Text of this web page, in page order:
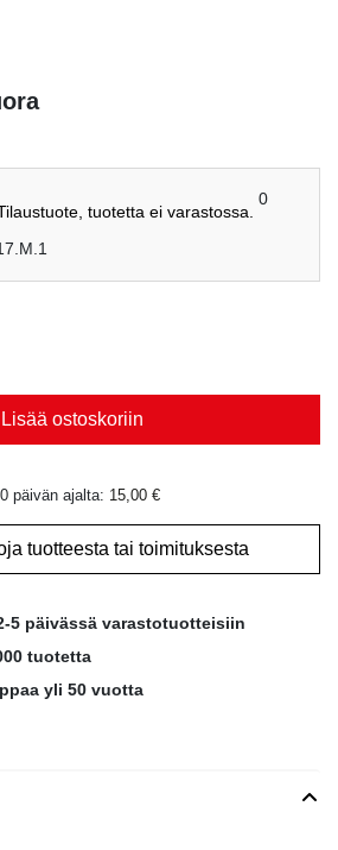
tuotetta ei varastossa.
0
Lisää ostoskoriin
päivän ajalta: 15,00 €
tuotteesta tai toimituksesta
5 päivässä varastotuotteisiin
tuotetta
yli 50 vuotta